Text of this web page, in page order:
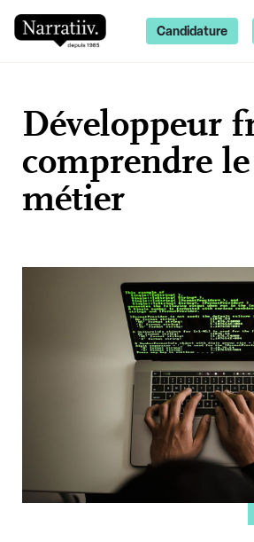
Développeur
comprendre
métier
Candidature